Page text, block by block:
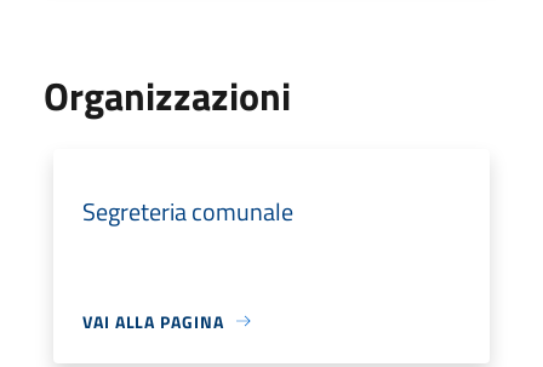
Organizzazioni
Segreteria comunale
VAI ALLA PAGINA